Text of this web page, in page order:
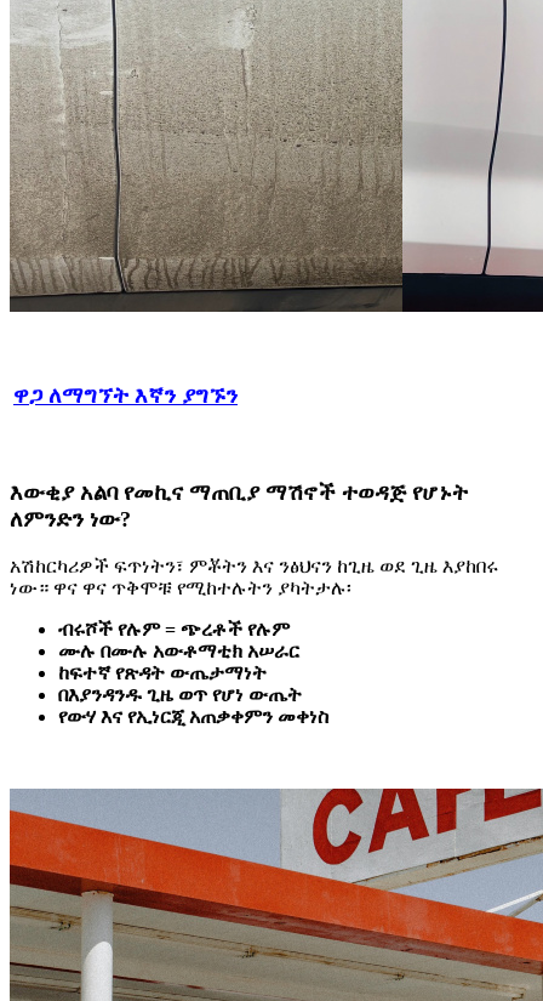
ዋጋ ለማግኘት እኛን ያግኙን
እውቂያ አልባ የመኪና ማጠቢያ ማሽኖች ተወዳጅ የሆኑት
ለምንድን ነው?
አሽከርካሪዎች ፍጥነትን፣ ምቾትን እና ንፅህናን ከጊዜ ወደ ጊዜ እያከበሩ
ነው። ዋና ዋና ጥቅሞቹ የሚከተሉትን ያካትታሉ፡
ብሩሾች የሉም = ጭረቶች የሉም
ሙሉ በሙሉ አውቶማቲክ አሠራር
ከፍተኛ የጽዳት ውጤታማነት
በእያንዳንዱ ጊዜ ወጥ የሆነ ውጤት
የውሃ እና የኢነርጂ አጠቃቀምን መቀነስ